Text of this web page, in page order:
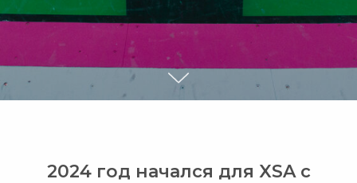
2024 год начался для XSA с